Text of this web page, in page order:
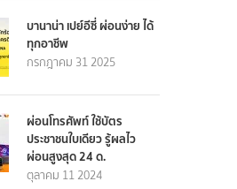
บานาน่า เปย์อีซี่ ผ่อนง่าย ได้
ทุกอาชีพ
กรกฎาคม 31 2025
ผ่อนโทรศัพท์ ใช้บัตร
ประชาชนใบเดียว รู้ผลไว
ผ่อนสูงสุด 24 ด.
ตุลาคม 11 2024